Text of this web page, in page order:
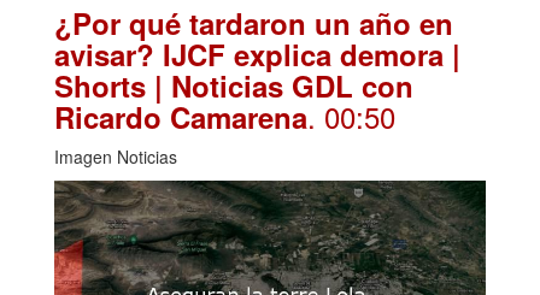
¿Por qué tardaron un año en
avisar? IJCF explica demora |
Shorts | Noticias GDL con
Ricardo Camarena. 00:50
Imagen Noticias